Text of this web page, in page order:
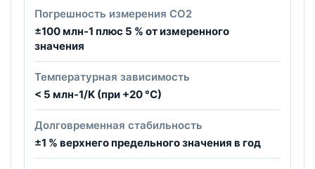
Погрешность измерения CO2
±100 млн-1 плюс 5 % от измеренного
значения
Температурная зависимость
< 5 млн-1/K (при +20 °C)
Долговременная стабильность
±1 % верхнего предельного значения в год